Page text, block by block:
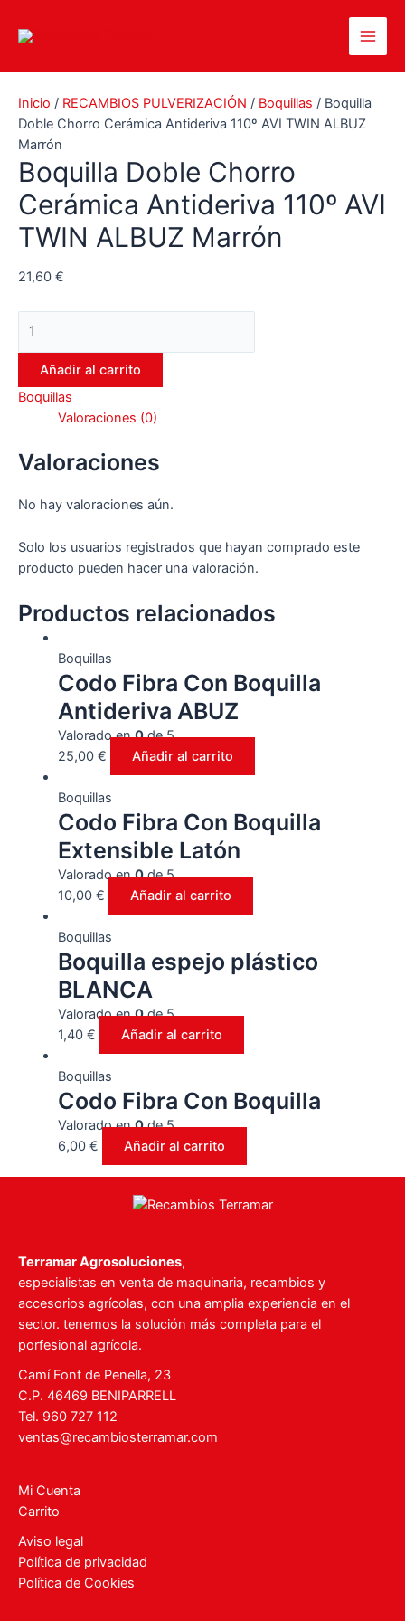
Main
Inicio / RECAMBIOS PULVERIZACIÓN / Boquillas / Boquilla
Doble Chorro Cerámica Antideriva 110º AVI TWIN ALBUZ
Marrón
Boquilla Doble Chorro
Cerámica Antideriva 110º AVI
TWIN ALBUZ Marrón
21,60 €
Doble
Chorro
Antideriva
TWIN
Marrón
Añadir al carrito
Boquillas
Valoraciones (0)
Valoraciones
No hay valoraciones aún.
Solo los usuarios registrados que hayan comprado este
producto pueden hacer una valoración.
Productos relacionados
Boquillas
Codo Fibra Con Boquilla
Antideriva ABUZ
Valorado en0de 5
25,00 € Añadir al carrito
Boquillas
Codo Fibra Con Boquilla
Extensible Latón
Valorado en0de 5
10,00 € Añadir al carrito
Boquillas
Boquilla espejo plástico
BLANCA
Valorado en0de 5
1,40 € Añadir al carrito
Boquillas
Codo Fibra Con Boquilla
Valorado en0de 5
6,00 € Añadir al carrito
Terramar Agrosoluciones,
especialistas en venta de maquinaria, recambios y
accesorios agrícolas, con una amplia experiencia en el
sector. tenemos la solución más completa para el
porfesional agrícola.
Camí Font de Penella, 23
C.P. 46469 BENIPARRELL
Tel. 960 727 112
ventas@recambiosterramar.com
Mi Cuenta
Carrito
Aviso legal
Política de privacidad
Política de Cookies